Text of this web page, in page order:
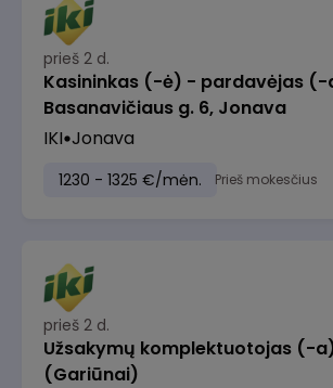
prieš 2 d.
Kasininkas (-ė) - pardavėjas (-
Basanavičiaus g. 6, Jonava
IKI Jonava
1230 - 1325 €/mėn. Prieš mokesčius
prieš 2 d.
Užsakymų komplektuotojas (-
(Gariūnai)